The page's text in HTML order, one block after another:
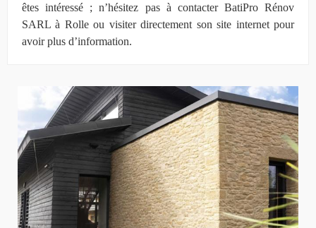
êtes intéressé ; n’hésitez pas à contacter BatiPro Rénov
SARL à Rolle ou visiter directement son site internet pour
avoir plus d’information.